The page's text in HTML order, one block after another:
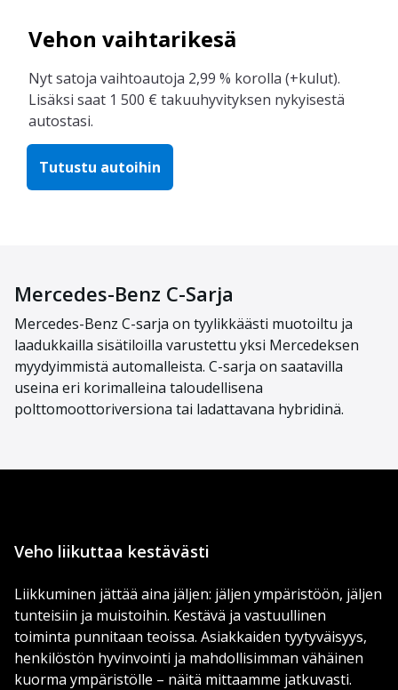
Vehon vaihtarikesä
Nyt satoja vaihtoautoja 2,99 % korolla (+kulut).
Lisäksi saat 1 500 € takuuhyvityksen nykyisestä
autostasi.
Tutustu autoihin
Mercedes-Benz C-Sarja
Mercedes-Benz C-sarja on tyylikkäästi muotoiltu ja
laadukkailla sisätiloilla varustettu yksi Mercedeksen
myydyimmistä automalleista. C-sarja on saatavilla
useina eri korimalleina taloudellisena
polttomoottoriversiona tai ladattavana hybridinä.
Veho liikuttaa kestävästi
Liikkuminen jättää aina jäljen: jäljen ympäristöön, jäljen
tunteisiin ja muistoihin. Kestävä ja vastuullinen
toiminta punnitaan teoissa. Asiakkaiden tyytyväisyys,
henkilöstön hyvinvointi ja mahdollisimman vähäinen
kuorma ympäristölle – näitä mittaamme jatkuvasti.